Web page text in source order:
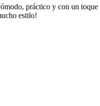
práctico y con un
estilo!